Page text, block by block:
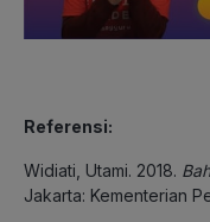
Referensi:
Widiati, Utami. 2018.
Jakarta: Kementerian